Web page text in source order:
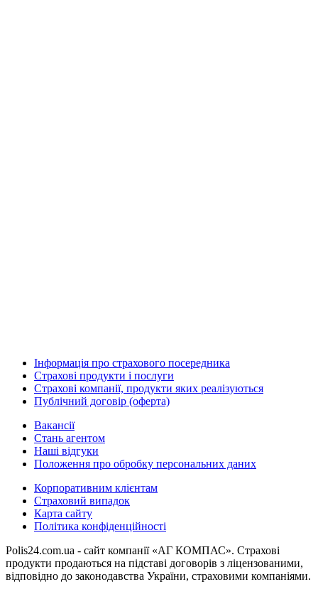
Інформація про страхового посередника
Страхові продукти і послуги
Страхові компанії, продукти яких реалізуються
Публічний договір (оферта)
Вакансії
Стань агентом
Наші відгуки
Положення про обробку персональних даних
Корпоративним клієнтам
Страховий випадок
Карта сайту
Політика конфіденційності
Polis24.com.ua - сайт компанії «АГ КОМПАС». Страхові
продукти продаються на підставі договорів з ліцензованими,
відповідно до законодавства України, страховими компаніями.